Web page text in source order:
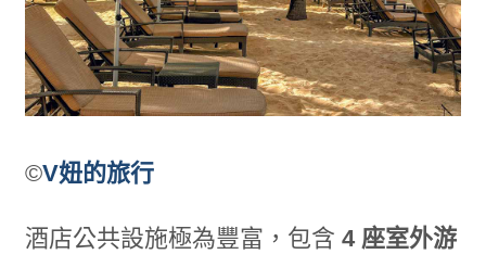
©V妞的旅行
酒店公共設施極為豐富，包含 4 座室外游